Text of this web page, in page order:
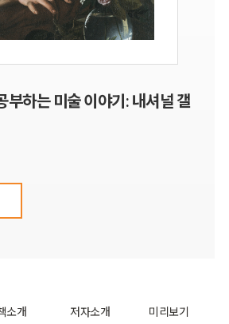
부하는 미술 이야기: 내셔널 갤
소개 저자소개 미리보기